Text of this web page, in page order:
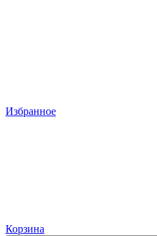
Избранное
Корзина